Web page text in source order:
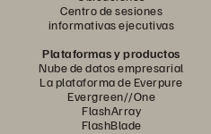
Centro de sesiones
informativas ejecutivas
Plataformas y productos
Nube de datos empresarial
La plataforma de Everpure
Evergreen//One
FlashArray
FlashBlade